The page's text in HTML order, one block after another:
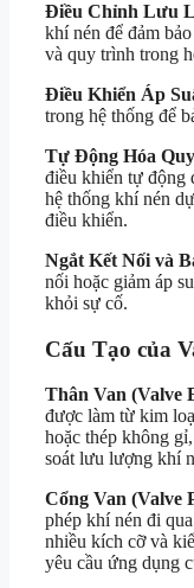
Điều Chỉnh Lưu
khí nén để đảm
và quy trình trong
Điều Khiển Áp
trong hệ thống để
Tự Động Hóa
điều khiển tự động
hệ thống khí nén
điều khiển.
Ngắt Kết Nối và
nối hoặc giảm áp
khỏi sự cố.
Cấu Tạo của
Thân Van (Valve
được làm từ kim
hoặc thép không
soát lưu lượng khí
Cổng Van (Valve
phép khí nén đi
nhiều kích cỡ và
yêu cầu ứng dụng